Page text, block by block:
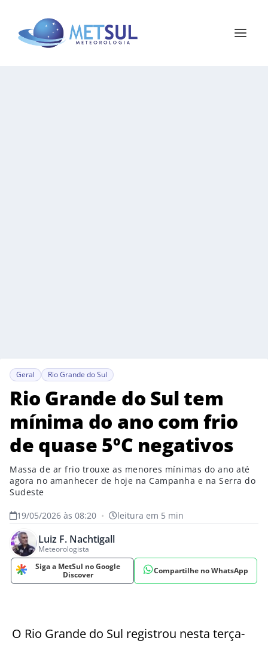
Geral Rio Grande do Sul
Rio Grande do Sul tem
mínima do ano com frio
de quase 5ºC negativos
Massa de ar frio trouxe as menores mínimas do ano até
agora no amanhecer de hoje na Campanha e na Serra do
Sudeste
19/05/2026 às 08:20 • leitura em 5 min
Luiz F. Nachtigall
Meteorologista
Siga a MetSul no Google
Discover
Compartilhe no WhatsApp
O Rio Grande do Sul registrou nesta terça-